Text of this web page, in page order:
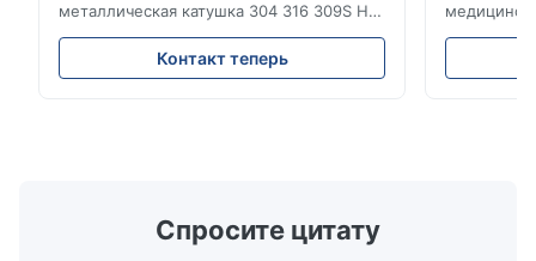
металлическая катушка 304 316 309S HL
2D Горяче-холодно прокатаная катушка
из нержавеющей стали 304 316 309S 310
310S 316L 321 ASTM A240 Спецификации
Контакт теперь
Цена на
Спросите цитату